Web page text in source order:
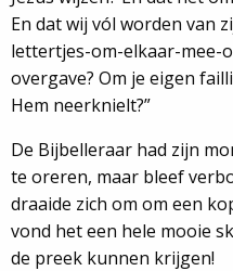
En dat wij vól worden van
lettertjes-om-elkaar-mee-
overgave? Om je eigen
Hem neerknielt?”
De Bijbelleraar had zijn
te oreren, maar bleef
draaide zich om om een
vond het een hele mooie
de preek kunnen krijgen!